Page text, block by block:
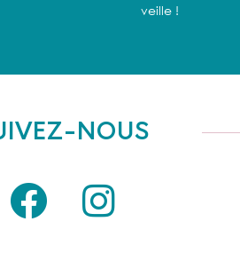
veille !
NOUS